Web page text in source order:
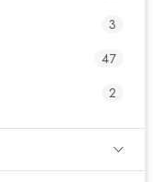
3
47
2